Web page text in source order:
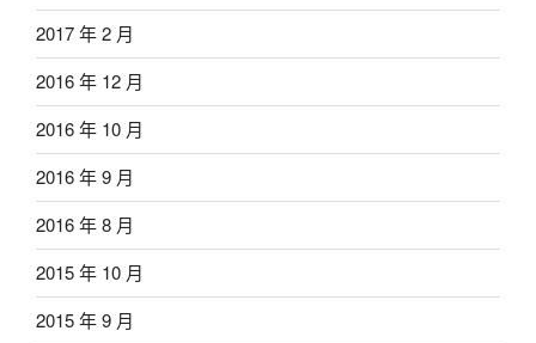
2017 年 2 月
2016 年 12 月
2016 年 10 月
2016 年 9 月
2016 年 8 月
2015 年 10 月
2015 年 9 月